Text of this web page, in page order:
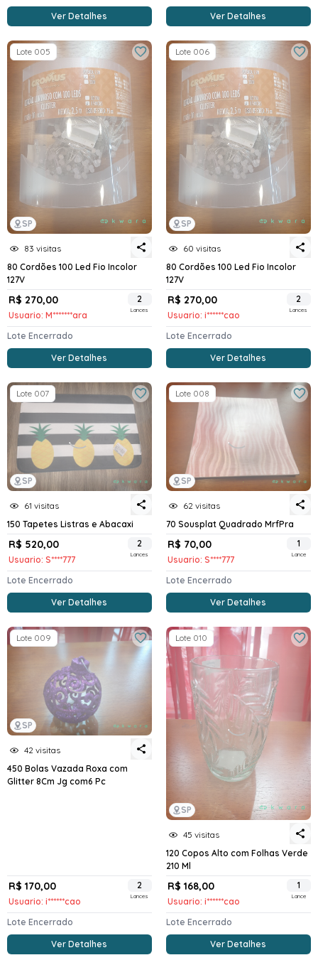
Ver Detalhes Ver Detalhes
SP
Lote 005
83 visitas
80 Cordões 100 Led Fio Incolor
127V
R$ 270,00
Usuario: M*******ara
2
Lances
Lote Encerrado
Ver Detalhes
SP
Lote 006
60 visitas
80 Cordões 100 Led Fio Incolor
127V
R$ 270,00
Usuario: i******cao
2
Lances
Lote Encerrado
Ver Detalhes
SP
Lote 007
61 visitas
150 Tapetes Listras e Abacaxi
R$ 520,00
Usuario: S****777
2
Lances
Lote Encerrado
Ver Detalhes
SP
Lote 008
62 visitas
70 Sousplat Quadrado MrfPra
R$ 70,00
Usuario: S****777
1
Lance
Lote Encerrado
Ver Detalhes
SP
Lote 009
42 visitas
450 Bolas Vazada Roxa com
Glitter 8Cm Jg com6 Pc
R$ 170,00
Usuario: i******cao
2
Lances
Lote Encerrado
Ver Detalhes
SP
Lote 010
45 visitas
120 Copos Alto com Folhas Verde
210 Ml
R$ 168,00
Usuario: i******cao
1
Lance
Lote Encerrado
Ver Detalhes